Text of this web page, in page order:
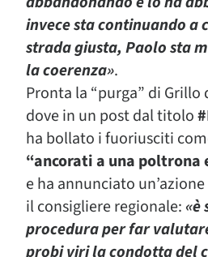
invece sta continuando a
strada giusta, Paolo sta
la coerenza».
Pronta la “purga” di Grillo
dove in un post dal titolo
ha bollato i fuoriusciti
“ancorati a una poltrona
e ha annunciato
il consigliere regionale:«è
procedura per far
probi viri la condotta del